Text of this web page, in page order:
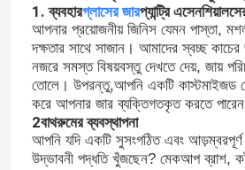
1. ব্যবহারগ্লাসের জারপ্যান্ট্রি
আপনার প্রয়োজনীয় জিনিস যেমন পাস্তা,
দক্ষতার সাথে সাজান। আমাদের স্বচ্ছ
নজরে সমস্ত বিষয়বস্তু দেখতে দেয়, জায়
তোলে। উপরন্তু,আপনি একটি কাস্টমাইজড
করে আপনার জার ব্যক্তিগতকৃত করতে
2বাথরুমের ব্যবস্থাপনা
আপনি যদি একটি সুসংগঠিত এবং আড়ম্বরপূর্ণ
উদ্ভাবনী পদ্ধতি খুঁজছেন? মেকআপ ব্রাশ,